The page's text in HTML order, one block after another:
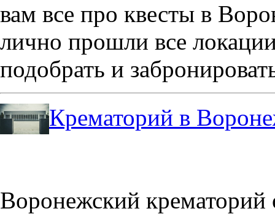
вам все про квесты в
лично прошли все
подобрать и
Крематорий в
Воронежский крематорий